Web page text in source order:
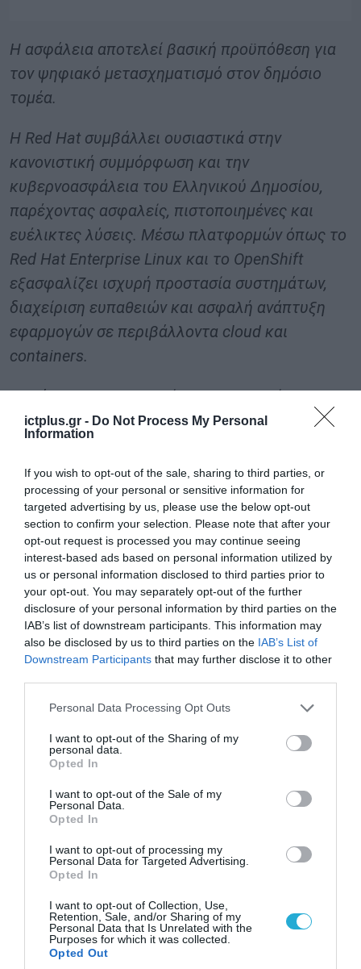
ictplus.gr - Do Not Process My Personal
Information
If you wish to opt-out of the sale, sharing to third parties, or
processing of your personal or sensitive information for
targeted advertising by us, please use the below opt-out
section to confirm your selection. Please note that after your
opt-out request is processed you may continue seeing
interest-based ads based on personal information utilized by
us or personal information disclosed to third parties prior to
your opt-out. You may separately opt-out of the further
disclosure of your personal information by third parties on the
IAB’s list of downstream participants. This information may
also be disclosed by us to third parties on the IAB’s List of
Downstream Participants that may further disclose it to other
Please note that this website/app uses one or more Google
not limited to your visit or usage behaviour. You may click to
grant or deny consent to Google and its third-party tags to
use your data for below specified purposes in below Google
consent section.
Personal Data Processing Opt Outs
I want to opt-out of the Sharing of my
personal data.
Opted In
I want to opt-out of the Sale of my
Personal Data.
Opted In
I want to opt-out of processing my
Personal Data for Targeted Advertising.
Opted In
I want to opt-out of Collection, Use,
Retention, Sale, and/or Sharing of my
Personal Data that Is Unrelated with the
Purposes for which it was collected.
Opted Out
Η ασφάλεια αποτελεί βασική προϋπόθεση για
τον ψηφιακό μετασχηματισμό στον δημόσιο
τομέα.
Η Red Hat συμβάλλει ουσιαστικά στην
κανονιστική συμμόρφωση και την
κυβερνοασφάλεια του Ελληνικού Δημοσίου,
παρέχοντας ασφαλείς, πιστοποιημένες και
ευέλικτες λύσεις. Μέσω πλατφορμών όπως το
Red Hat Enterprise Linux και το OpenShift
εξασφαλίζει ισχυρή προστασία συστημάτων,
διαχείριση ευπαθειών και ασφαλή ανάπτυξη
εφαρμογών σε περιβάλλοντα cloud και
containers.
Παράλληλα, με εργαλεία αυτοματοποίησης
όπως το Ansible Automation Platform (AAP),
διευκολύνει την υιοθέτηση προτύπων και
κανονισμών όπως ο GDPR, η οδηγία NIS2 και το
ISO 27001, μειώνοντας το λειτουργικό ρίσκο
και τα ανθρώπινα λάθη. Επιπλέον, βοηθά στον
αυτοματισμό διαδικασιών και εργασιών, καθώς
και στην αποτελεσματική συνεργασία
πολλαπλών ομάδων μέσα σε έναν οργανισμό.
Για το Ελληνικό Δημόσιο, η Red Hat ενισχύει
τον ψηφιακό μετασχηματισμό, διασφαλίζει τη
διαφάνεια των τεχνολογιών και υποστηρίζει
την ανθεκτικότητα κρίσιμων υποδομών.
συνεργάτης που επιτρέπει ασφαλείς,
συμμορφωμένες και σύγχρονες ψηφιακές
υπηρεσίες.
αποτελούν πλέον βασικές επιλογές για
τα οφέλη αυτής της στρατηγικής για το
Ελληνικό Δημόσιο;